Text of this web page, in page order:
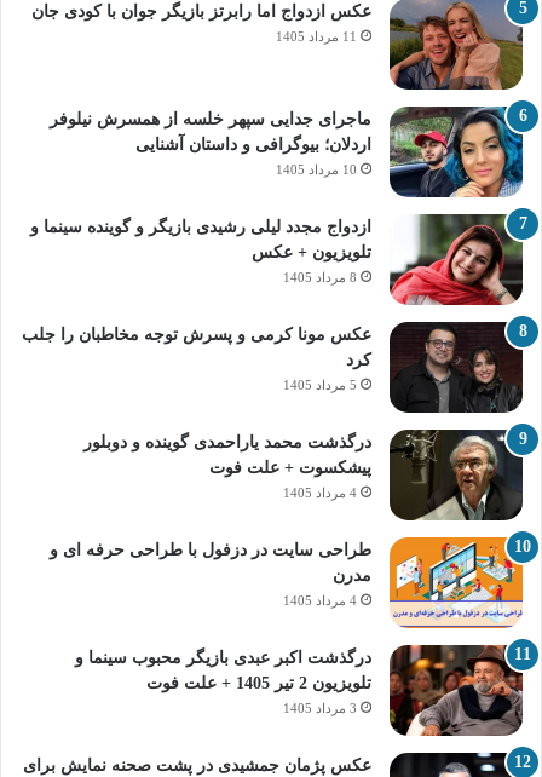
عکس ازدواج اما رابرتز بازیگر جوان با کودی جان
11 مرداد 1405
ماجرای جدایی سپهر خلسه از همسرش نیلوفر
اردلان؛ بیوگرافی و داستان آشنایی
10 مرداد 1405
ازدواج مجدد لیلی رشیدی بازیگر و گوینده سینما و
تلویزیون + عکس
8 مرداد 1405
عکس مونا کرمی و پسرش توجه مخاطبان را جلب
کرد
5 مرداد 1405
درگذشت محمد یاراحمدی گوینده و دوبلور
پیشکسوت + علت فوت
4 مرداد 1405
طراحی سایت در دزفول با طراحی حرفه‌ ای و
مدرن
4 مرداد 1405
درگذشت اکبر عبدی بازیگر محبوب سینما و
تلویزیون 2 تیر 1405 + علت فوت
3 مرداد 1405
عکس پژمان جمشیدی در پشت صحنه نمایش برای